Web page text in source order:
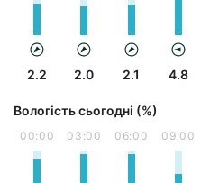
2.2 2.0 2.1 4.8
Вологість сьогодні (%)
00:00 03:00 06:00 09:00